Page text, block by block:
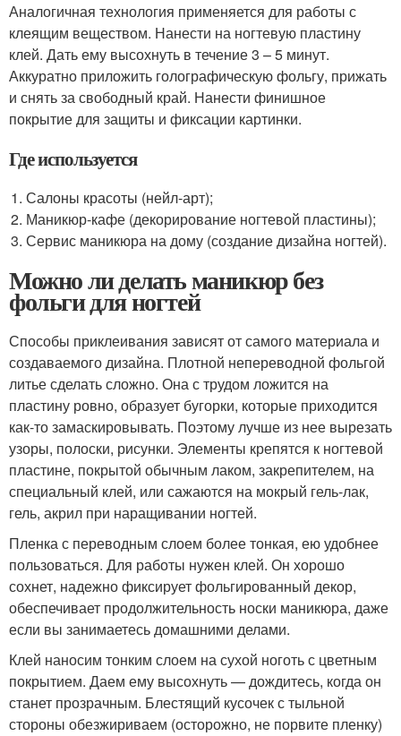
Аналогичная технология применяется для работы с
клеящим веществом. Нанести на ногтевую пластину
клей. Дать ему высохнуть в течение 3 – 5 минут.
Аккуратно приложить голографическую фольгу, прижать
и снять за свободный край. Нанести финишное
покрытие для защиты и фиксации картинки.
Где используется
Салоны красоты (нейл-арт);
Маникюр-кафе (декорирование ногтевой пластины);
Сервис маникюра на дому (создание дизайна ногтей).
Можно ли делать маникюр без
фольги для ногтей
Способы приклеивания зависят от самого материала и
создаваемого дизайна. Плотной непереводной фольгой
литье сделать сложно. Она с трудом ложится на
пластину ровно, образует бугорки, которые приходится
как-то замаскировывать. Поэтому лучше из нее вырезать
узоры, полоски, рисунки. Элементы крепятся к ногтевой
пластине, покрытой обычным лаком, закрепителем, на
специальный клей, или сажаются на мокрый гель-лак,
гель, акрил при наращивании ногтей.
Пленка с переводным слоем более тонкая, ею удобнее
пользоваться. Для работы нужен клей. Он хорошо
сохнет, надежно фиксирует фольгированный декор,
обеспечивает продолжительность носки маникюра, даже
если вы занимаетесь домашними делами.
Клей наносим тонким слоем на сухой ноготь с цветным
покрытием. Даем ему высохнуть — дождитесь, когда он
станет прозрачным. Блестящий кусочек с тыльной
стороны обезжириваем (осторожно, не порвите пленку)